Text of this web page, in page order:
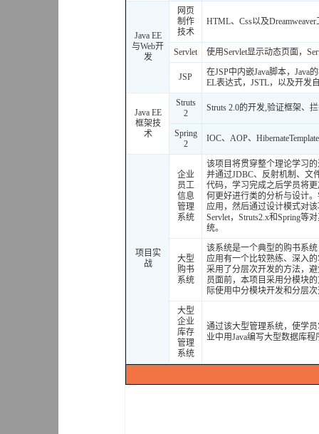
Java EE
与Web开
发
网页
制作
技术
HTML、Css以及
Servlet 使用Servlet显示动态页面，
JSP
在JSP中内嵌Java脚本，Java
EL表达式，JSTL，以及开发
Java EE
框架技
术
Struts
2
Struts 2.0的开发,验证框架、
Spring
2
IOC、AOP、
项目实
战
企业
员工
信息
管理
系统
该项目将贯穿整个理论学习
并通过JDBC、反射机制、文
代码，学习完成之后学员将
何更好进行类的分析与设计
应用，然后通过设计模式对
Servlet，Struts2.x和Spring等
统。
大型
购书
系统
该系统是一个典型的购书系
应用有一个比较熟练、深入
采用了分层次开发的方法，
员面前，本项目采用分模块
际使用中分模块开发和分层
大型
企业
库存
管理
系统
通过该大型管理系统，使学
业中用Java编写大型数据库程